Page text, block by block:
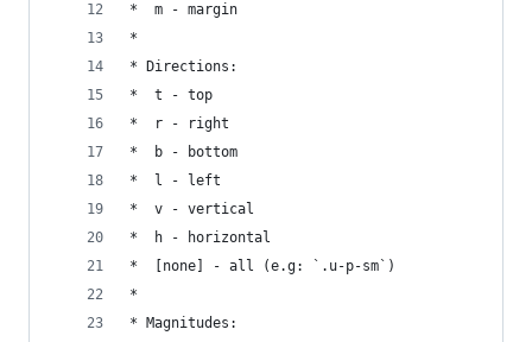
*  m - margin
*
* Directions:
*  t - top
*  r - right
*  b - bottom
*  l - left
*  v - vertical
*  h - horizontal
*  [none] - all (e.g: `.u-p-sm`)
*
* Magnitudes: